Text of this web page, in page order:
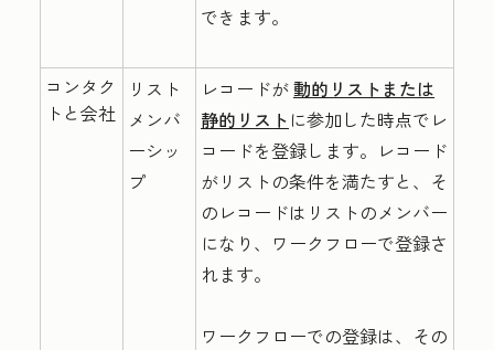
できます。
コンタク
トと会社
リスト
メンバ
ーシッ
プ
レコードが動的リストまたは
静的リスト に参加した時点でレ
コードを登録します。レコード
がリストの条件を満たすと、そ
のレコードはリストのメンバー
になり、ワークフローで登録さ
れます。
ワークフローでの登録は、その